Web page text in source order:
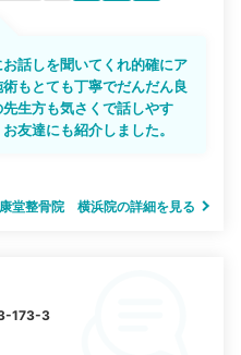
話しを聞いてくれ的確にア
もとても丁寧でだんだん良
生方も気さくで話しやす
友達にも紹介しました。
堂整骨院 横浜院の詳細を見る
3-173-3